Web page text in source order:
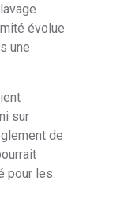
évolue
une
sur
de
pour les